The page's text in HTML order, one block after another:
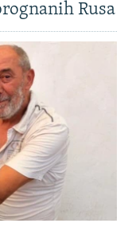
Rusa